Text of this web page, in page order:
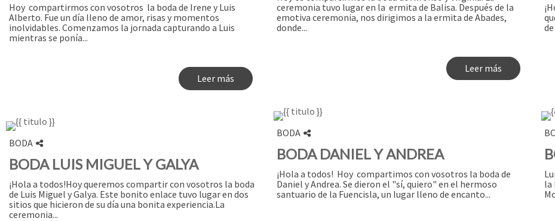
ceremonia tuvo lugar en la ermita de Balisa. Después de la
emotiva ceremonia, nos dirigimos a la ermita de Abades,
donde...
Leer más
Hoy compartirmos con vosotros la boda de Irene y Luis
Alberto. Fue un día lleno de amor, risas y momentos
inolvidables. Comenzamos la jornada capturando a Luis
mientras se ponía...
Leer más
BODA
BODA DANIEL Y ANDREA
¡Hola a todos! Hoy compartimos con vosotros la boda de
Daniel y Andrea. Se dieron el "sí, quiero" en el hermoso
santuario de la Fuencisla, un lugar lleno de encanto...
la
BODA
BODA LUIS MIGUEL Y GALYA
¡Hola a todos!Hoy queremos compartir con vosotros la boda
de Luis Miguel y Galya. Este bonito enlace tuvo lugar en dos
sitios que hicieron de su día una bonita experiencia.La
ceremonia...